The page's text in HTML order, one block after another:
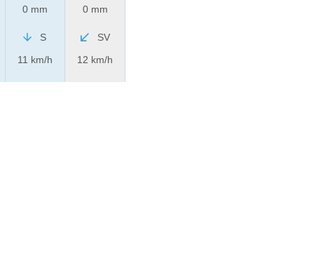
0 mm
S
11 km/h
0 mm
SV
12 km/h